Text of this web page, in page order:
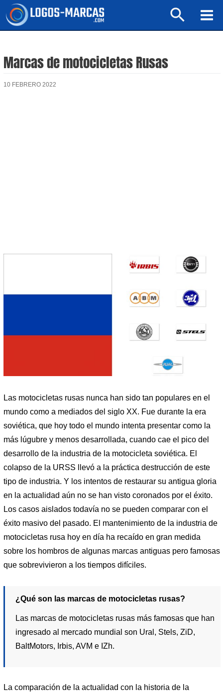
Buscar
Marcas de motocicletas Rusas
10 FEBRERO 2022
Las motocicletas rusas nunca han sido tan populares en el
mundo como a mediados del siglo XX. Fue durante la era
soviética, que hoy todo el mundo intenta presentar como la
más lúgubre y menos desarrollada, cuando cae el pico del
desarrollo de la industria de la motocicleta soviética. El
colapso de la URSS llevó a la práctica destrucción de este
tipo de industria. Y los intentos de restaurar su antigua gloria
en la actualidad aún no se han visto coronados por el éxito.
Los casos aislados todavía no se pueden comparar con el
éxito masivo del pasado. El mantenimiento de la industria de
motocicletas rusa hoy en día ha recaído en gran medida
sobre los hombros de algunas marcas antiguas pero famosas
que sobrevivieron a los tiempos difíciles.
¿Qué son las marcas de motocicletas rusas?
Las marcas de motocicletas rusas más famosas que han
ingresado al mercado mundial son Ural, Stels, ZiD,
BaltMotors, Irbis, AVM e IZh.
La comparación de la actualidad con la historia de la